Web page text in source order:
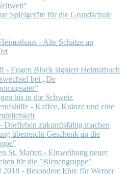
Spielgeräte für die Grundschule
- Alte Schätze an
- Eugen Block signiert Heimatbuch
bei „De
bis in die Schweiz
- Kaffee, Kränze und eine
Dorfleben zukunftsfähig machen
überreicht Geschenk an die
St. Marien - Einweihung neuer
für die "Bienengruppe"
2018 - Besondere Ehre für Werner